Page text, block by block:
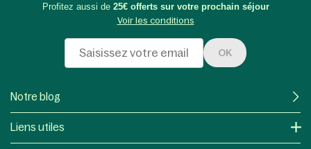
Profitez aussi de 25€ offerts sur votre prochain séjour
Voir les conditions
OK
Notre blog
Liens utiles